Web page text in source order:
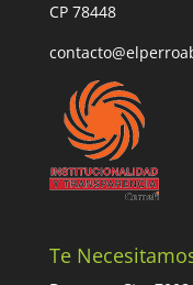
CP 78448
Te